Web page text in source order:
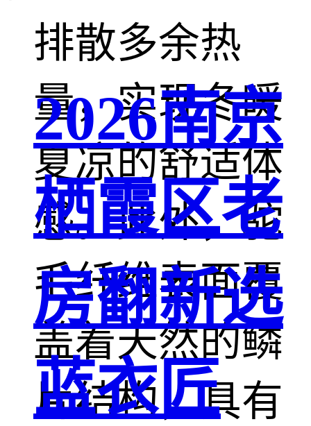
排散多余热
量，实现冬暖
夏凉的舒适体
感。此外，驼
毛纤维表面覆
盖着天然的鳞
片结构，具有
2026南京
栖霞区老
房翻新选
蓝衣匠